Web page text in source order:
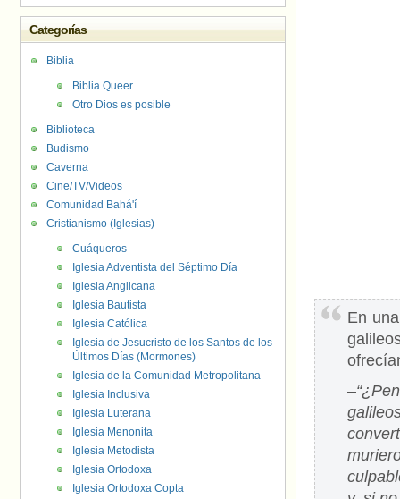
En
–
Categorías
Biblia
Biblia Queer
Otro Dios es posible
Biblioteca
Budismo
Caverna
Cine/TV/Videos
Comunidad Bahá'í
Cristianismo (Iglesias)
Cuáqueros
Iglesia Adventista del Séptimo Día
Iglesia Anglicana
Iglesia Bautista
Iglesia Católica
Iglesia de Jesucristo de los Santos de los
Últimos Días (Mormones)
Iglesia de la Comunidad Metropolitana
Iglesia Inclusiva
Iglesia Luterana
Iglesia Menonita
Iglesia Metodista
Iglesia Ortodoxa
Iglesia Ortodoxa Copta